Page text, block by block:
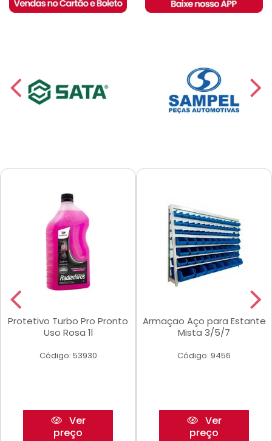
Protetivo Turbo Pro Pronto
Uso Rosa 1l
Código: 53930
Ver
preço
Armaçao Aço para Estante
Mista 3/5/7
Código: 9456
Ver
preço